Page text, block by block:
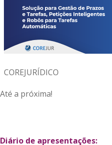
COREJURÍDICO
Até a próxima!
Diário de apresentações: